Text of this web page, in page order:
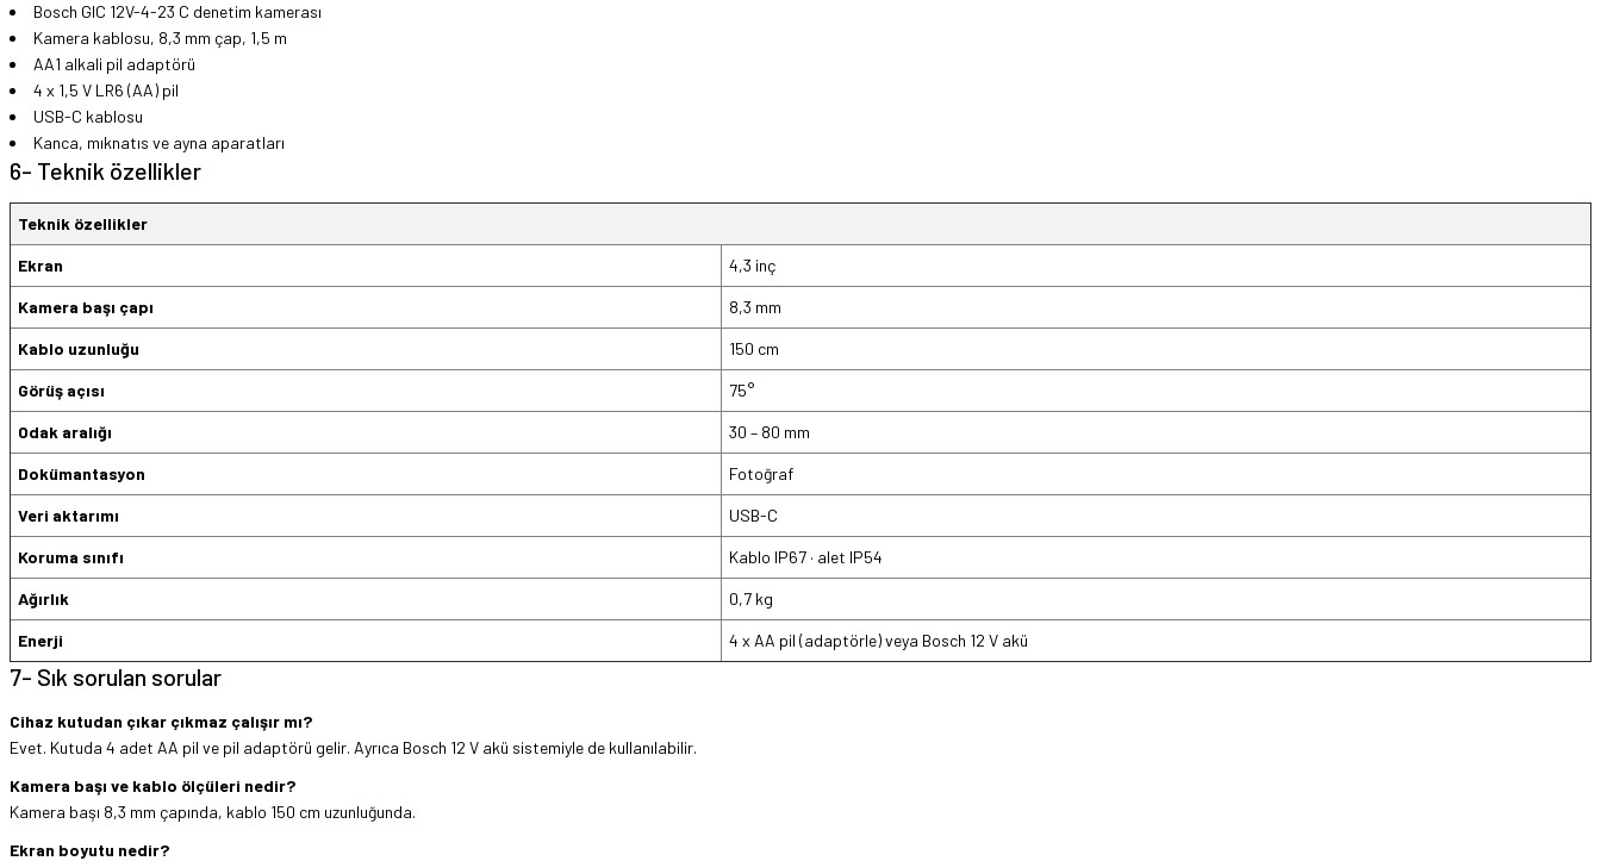
Bosch GIC 12V-4-23 C denetim kamerası
Kamera kablosu, 8,3 mm çap, 1,5 m
AA1 alkali pil adaptörü
4 x 1,5 V LR6 (AA) pil
USB-C kablosu
Kanca, mıknatıs ve ayna aparatları
6- Teknik özellikler
Teknik özellikler
Ekran 4,3 inç
Kamera başı çapı 8,3 mm
Kablo uzunluğu 150 cm
Görüş açısı 75°
Odak aralığı 30 – 80 mm
Dokümantasyon Fotoğraf
Veri aktarımı USB-C
Koruma sınıfı Kablo IP67 · alet IP54
Ağırlık 0,7 kg
Enerji 4 x AA pil (adaptörle) veya Bosch 12 V akü
7- Sık sorulan sorular
Cihaz kutudan çıkar çıkmaz çalışır mı?
Evet. Kutuda 4 adet AA pil ve pil adaptörü gelir. Ayrıca Bosch 12 V akü sistemiyle de kullanılabilir.
Kamera başı ve kablo ölçüleri nedir?
Kamera başı 8,3 mm çapında, kablo 150 cm uzunluğunda.
Ekran boyutu nedir?